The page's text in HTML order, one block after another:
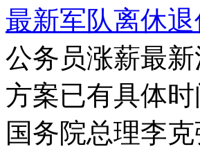
最新军队离休
公务员涨薪最
方案已有具体
国务院总理李